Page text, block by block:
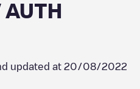
AUTH
updated at 20/08/2022